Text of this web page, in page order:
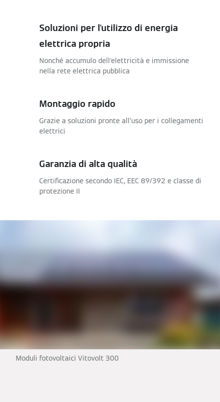
Soluzioni per l'utilizzo di energia
elettrica propria
Nonché accumulo dell'elettricità e immissione
nella rete elettrica pubblica
Montaggio rapido
Grazie a soluzioni pronte all’uso per i collegamenti
elettrici
Garanzia di alta qualità
Certificazione secondo IEC, EEC 89/392 e classe di
protezione II
Moduli fotovoltaici Vitovolt 300